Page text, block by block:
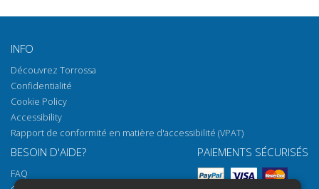
INFO
Découvrez Torrossa
Confidentialité
Cookie Policy
Accessibility
Rapport de conformité en matière d'accessibilité (VPAT)
BESOIN D'AIDE?
FAQ
PAIEMENTS SÉCURISÉS